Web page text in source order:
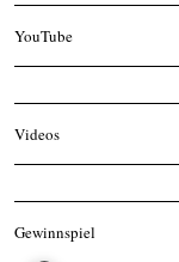
YouTube
Videos
Gewinnspiel